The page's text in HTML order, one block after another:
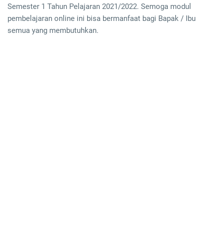
Semester 1 Tahun Pelajaran 2021/2022. Semoga modul
pembelajaran online ini bisa bermanfaat bagi Bapak / Ibu
semua yang membutuhkan.